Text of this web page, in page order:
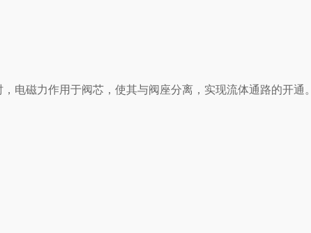
电磁力作用于阀芯，使其与阀座分离，实现流体通路的开通